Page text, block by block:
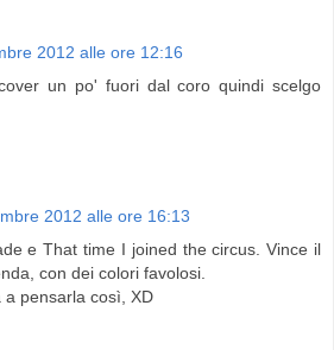
2012 alle ore 12:16
un po' fuori dal coro quindi scelgo
2012 alle ore 16:13
e That time I joined the circus. Vince il
con dei colori favolosi.
a pensarla così, XD